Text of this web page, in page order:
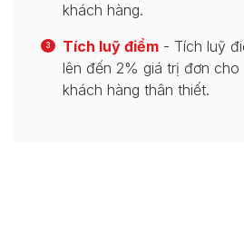
khách hàng.
3 Tích luỹ điểm - Tích luỹ
lên đến 2% giá trị đơn cho
khách hàng thân thiết.